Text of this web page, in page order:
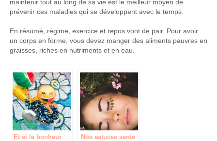
maintenir tout au long de sa vie est le meilleur moyen de
prévenir ces maladies qui se développent avec le temps.
En résumé, régime, exercice et repos vont de pair. Pour avoir
un corps en forme, vous devez manger des aliments pauvres en
graisses, riches en nutriments et en eau.
Et si le bonheur
Nos astuces santé